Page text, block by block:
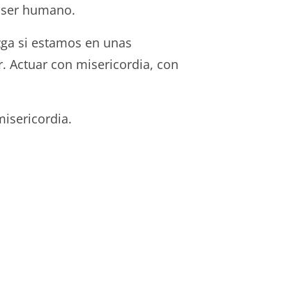
humano.
si estamos en unas
Actuar con misericordia, con